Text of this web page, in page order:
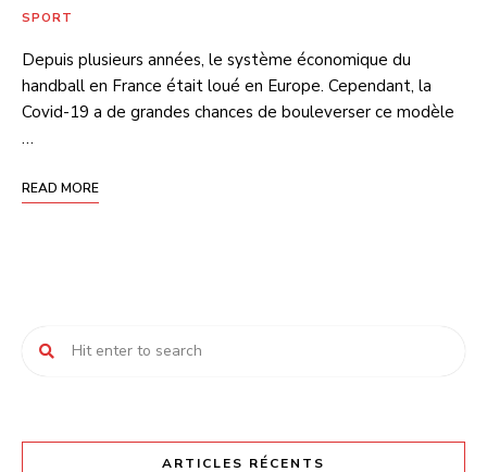
SPORT
Depuis plusieurs années, le système économique du
handball en France était loué en Europe. Cependant, la
Covid-19 a de grandes chances de bouleverser ce modèle
…
READ MORE
ARTICLES RÉCENTS